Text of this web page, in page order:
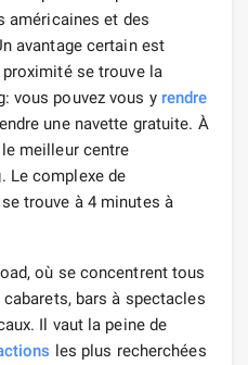
américaines et des
avantage certain est
se trouve la
vous pouvez vous y rendre
une navette gratuite. À
meilleur centre
Le complexe de
trouve à 4 minutes à
où se concentrent tous
bars à spectacles
Il vaut la peine de
les plus recherchées